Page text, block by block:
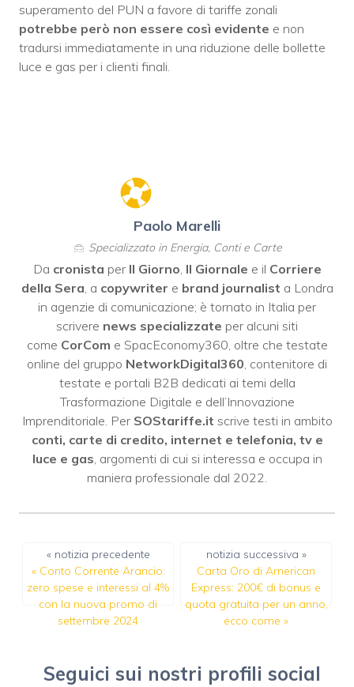
superamento del PUN a favore di tariffe zonali
potrebbe però non essere così evidente e non
tradursi immediatamente in una riduzione delle bollette
luce e gas per i clienti finali.
Paolo Marelli
Specializzato in Energia, Conti e Carte
Da cronista per Il Giorno, Il Giornale e il Corriere
della Sera, a copywriter e brand journalist a Londra
in agenzie di comunicazione; è tornato in Italia per
scrivere news specializzate per alcuni siti
come CorCom e SpacEconomy360, oltre che testate
online del gruppo NetworkDigital360, contenitore di
testate e portali B2B dedicati ai temi della
Trasformazione Digitale e dell’Innovazione
Imprenditoriale. Per SOStariffe.it scrive testi in ambito
conti, carte di credito, internet e telefonia, tv e
luce e gas, argomenti di cui si interessa e occupa in
maniera professionale dal 2022.
« notizia precedente
« Conto Corrente Arancio:
zero spese e interessi al 4%
con la nuova promo di
settembre 2024
notizia successiva »
Carta Oro di American
Express: 200€ di bonus e
quota gratuita per un anno,
ecco come »
Seguici sui nostri profili social